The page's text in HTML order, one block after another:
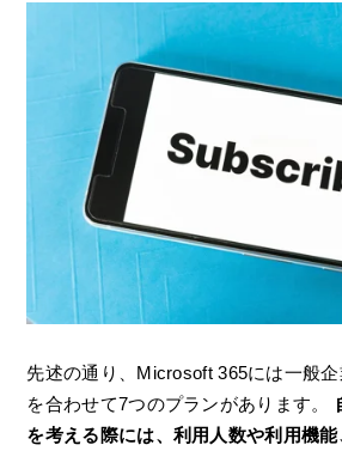
先述の通り、Microsoft 365には一般
を合わせて7つのプランがあります。
を考える際には、利用人数や利用機